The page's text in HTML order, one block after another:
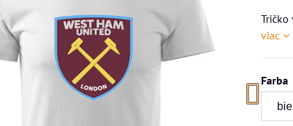
viac
Farba